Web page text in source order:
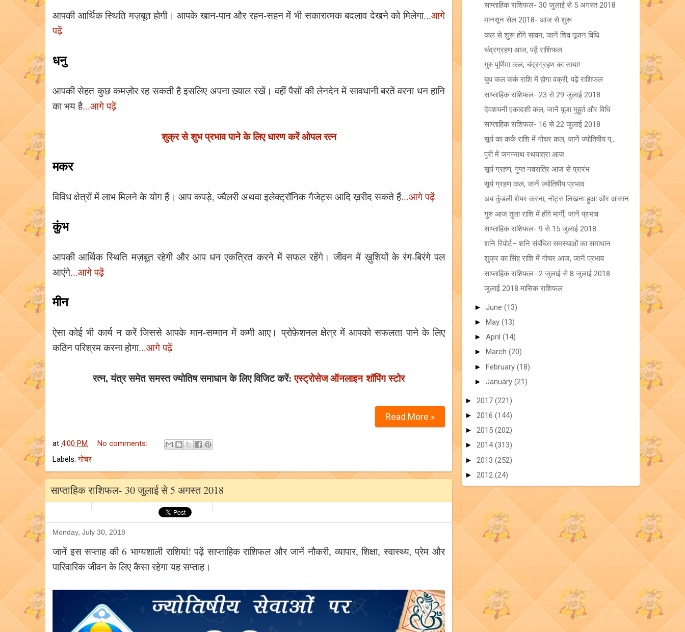
आपकी आर्थिक स्थिति मज़बूत होगी। आपके खान-पान और रहन-सहन में भी सकारात्मक बदलाव देखने को मिलेगा...आगे
पढ़ें
धनु
आपकी सेहत कुछ कमज़ोर रह सकती है इसलिए अपना ख़्याल रखें। वहीं पैसों की लेनदेन में सावधानी बरतें वरना धन हानि
का भय है...आगे पढ़ें
शुक्र से शुभ प्रभाव पाने के लिए धारण करें ओपल रत्न
मकर
विविध क्षेत्रों में लाभ मिलने के योग हैं। आप कपड़े, ज्वैलरी अथवा इलेक्ट्रॉनिक गैजेट्स आदि ख़रीद सकते हैं...आगे पढ़ें
कुंभ
आपकी आर्थिक स्थिति मज़बूत रहेगी और आप धन एकत्रित करने में सफल रहेंगे। जीवन में ख़ुशियों के रंग-बिरंगे पल
आएंगे...आगे पढ़ें
मीन
ऐसा कोई भी कार्य न करें जिससे आपके मान-सम्मान में कमी आए। प्रोफ़ेशनल क्षेत्र में आपको सफलता पाने के लिए
कठिन परिश्रम करना होगा...आगे पढ़ें
रत्न, यंत्र समेत समस्त ज्योतिष समाधान के लिए विजिट करें:एस्ट्रोसेज ऑनलाइन शॉपिंग स्टोर
Read More »
at 4:00 PM
No comments:
Labels:गोचर
साप्ताहिक राशिफल- 30 जुलाई से 5 अगस्त 2018
Monday, July 30, 2018
जानें इस सप्ताह की 6 भाग्यशाली राशियां! पढ़ें साप्ताहिक राशिफल और जानें नौकरी, व्यापार, शिक्षा, स्वास्थ्य, प्रेम और
पारिवारिक जीवन के लिए कैसा रहेगा यह सप्ताह।
साप्ताहिक राशिफल- 30 जुलाई से 5 अगस्त 2018
मानसून सेल 2018- आज से शुरू
कल से शुरू होंगे सावन, जानें शिव पूजन विधि
चंद्रग्रहण आज, पढ़ें राशिफल
गुरु पूर्णिमा कल, चंद्रग्रहण का साया!
बुध कल कर्क राशि में होगा वक्री, पढ़ें राशिफल
साप्ताहिक राशिफल- 23 से 29 जुलाई 2018
देवशयनी एकादशी कल, जानें पूजा मुहूर्त और विधि
साप्ताहिक राशिफल- 16 से 22 जुलाई 2018
सूर्य का कर्क राशि में गोचर कल, जानें ज्योतिषीय प्...
पुरी में जगन्नाथ रथयात्रा आज
सूर्य ग्रहण, गुप्त नवरात्रि आज से प्रारंभ
सूर्य ग्रहण कल, जानें ज्योतिषीय प्रभाव
अब कुंडली शेयर करना, नोट्स लिखना हुआ और आसान
गुरु आज तुला राशि में होंगे मार्गी, जानें प्रभाव
साप्ताहिक राशिफल- 9 से 15 जुलाई 2018
शनि रिपोर्ट– शनि संबंधित समस्याओं का समाधान
शुक्र का सिंह राशि में गोचर आज, जानें प्रभाव
साप्ताहिक राशिफल- 2 जुलाई से 8 जुलाई 2018
जुलाई 2018 मासिक राशिफल
► June (13)
► May (13)
► April (14)
► March (20)
► February (18)
► January (21)
► 2017 (221)
► 2016 (144)
► 2015 (202)
► 2014(313)
► 2013 (252)
► 2012 (24)